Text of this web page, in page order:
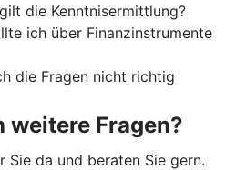
die Kenntnisermittlung?
ich über Finanzinstrumente
die Fragen nicht richtig
weitere Fragen?
Sie da und beraten Sie gern.